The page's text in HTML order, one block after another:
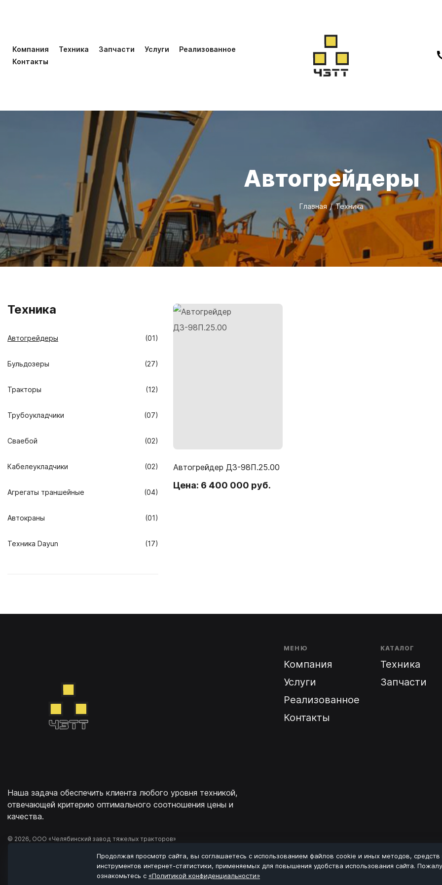
Компания Техника Запчасти Услуги
Реализованное
Контакты
Автогрейдеры
Главная Техника
Автогрейдер ДЗ-98П.25.00
Цена: 6 400 000 руб.
Техника
Автогрейдеры (01)
Бульдозеры (27)
Тракторы (12)
Трубоукладчики (07)
Сваебой (02)
Кабелеукладчики (02)
Агрегаты траншейные (04)
Автокраны (01)
Техника Dayun (17)
Наша задача обеспечить клиента любого уровня техникой,
отвечающей критерию оптимального соотношения цены и
качества.
© 2026, ООО «Челябинский завод тяжелых тракторов»
Комплексное продвижение -Алькон
МЕНЮ
Компания
Услуги
Реализованное
Контакты
КАТАЛОГ
Техника
Запчасти
Продолжая просмотр сайта, вы соглашаетесь с использованием файлов cookie и иных методов, средств
инструментов интернет-статистики, применяемых для повышения удобства использования сайта.
ознакомьтесь с «Политикой конфиденциальности»